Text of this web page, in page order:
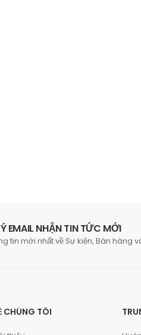
EMAIL NHẬN TIN TỨC MỚI
tin mới nhất về Sự kiện, Bán hàng
CHÚNG TÔI